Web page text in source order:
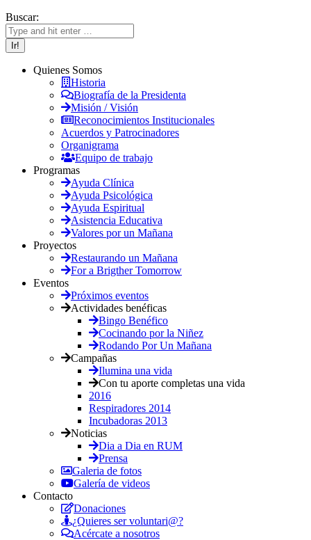
Buscar:
Quienes Somos
Historia
Biografía de la Presidenta
Misión / Visión
Reconocimientos Institucionales
Acuerdos y Patrocinadores
Organigrama
Equipo de trabajo
Programas
Ayuda Clínica
Ayuda Psicológica
Ayuda Espiritual
Asistencia Educativa
Valores por un Mañana
Proyectos
Restaurando un Mañana
For a Brigther Tomorrow
Eventos
Próximos eventos
Actividades benéficas
Bingo Benéfico
Cocinando por la Niñez
Rodando Por Un Mañana
Campañas
Ilumina una vida
Con tu aporte completas una vida
2016
Respiradores 2014
Incubadoras 2013
Noticias
Dia a Dia en RUM
Prensa
Galeria de fotos
Galería de videos
Contacto
Donaciones
¿Quieres ser voluntari@?
Acércate a nosotros